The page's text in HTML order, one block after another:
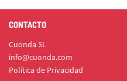
CONTACTO
Cuonda SL
info@cuonda.com
Política de Privacidad